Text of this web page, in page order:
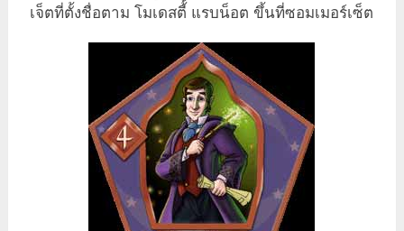
เจ็ตที่ตั้งชื่อตาม โมเดสตี้้ แรบน็อต ขึ้นที่ซอมเมอร์เซ็ต